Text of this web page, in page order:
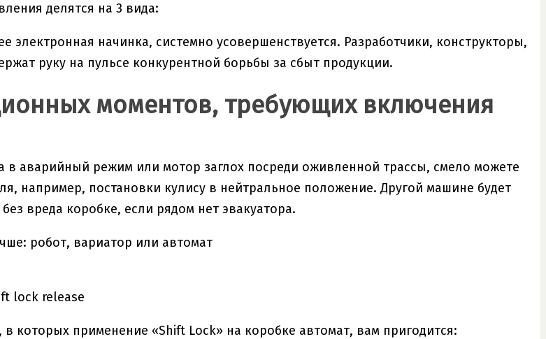
делятся на 3 вида:
электронная начинка, системно усовершенствуется. Разработчики, конструкторы,
руку на пульсе конкурентной борьбы за сбыт продукции.
моментов, требующих включения
в аварийный режим или мотор заглох посреди оживленной трассы, смело можете
например, постановки кулису в нейтральное положение. Другой машине будет
вреда коробке, если рядом нет эвакуатора.
робот, вариатор или автомат
которых применение «Shift Lock» на коробке автомат, вам пригодится: